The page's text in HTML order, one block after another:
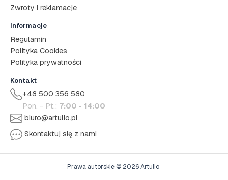
Zwroty i reklamacje
Informacje
Regulamin
Polityka Cookies
Polityka prywatności
Kontakt
+48 500 356 580
Pon. - Pt.: 7:00 - 14:00
biuro@artulio.pl
Skontaktuj się z nami
Prawa autorskie © 2026 Artulio